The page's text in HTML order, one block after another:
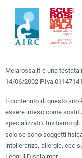
Melarossa.it è una testata
14/06/2002 P.Iva
Il contenuto di questo sito
essere inteso come
specializzato. Invitiamo
solo se sono soggetti
intolleranze, allergie, ecc